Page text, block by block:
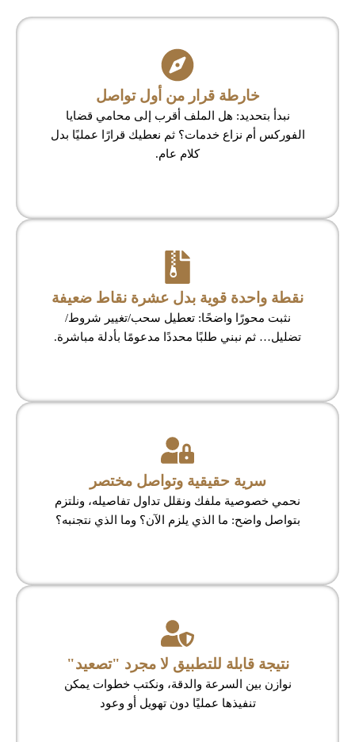
خارطة قرار من أول تواصل
نبدأ بتحديد: هل الملف أقرب إلى محامي قضايا
الفوركس أم نزاع خدمات؟ ثم نعطيك قرارًا عمليًا بدل
كلام عام.
نقطة واحدة قوية بدل عشرة نقاط ضعيفة
نثبت محورًا واضحًا: تعطيل سحب/تغيير شروط/
تضليل… ثم نبني طلبًا محددًا مدعومًا بأدلة مباشرة.
سرية حقيقية وتواصل مختصر
نحمي خصوصية ملفك ونقلل تداول تفاصيله، ونلتزم
بتواصل واضح: ما الذي يلزم الآن؟ وما الذي نتجنبه؟
نتيجة قابلة للتطبيق لا مجرد "تصعيد"
نوازن بين السرعة والدقة، ونكتب خطوات يمكن
تنفيذها عمليًا دون تهويل أو وعود